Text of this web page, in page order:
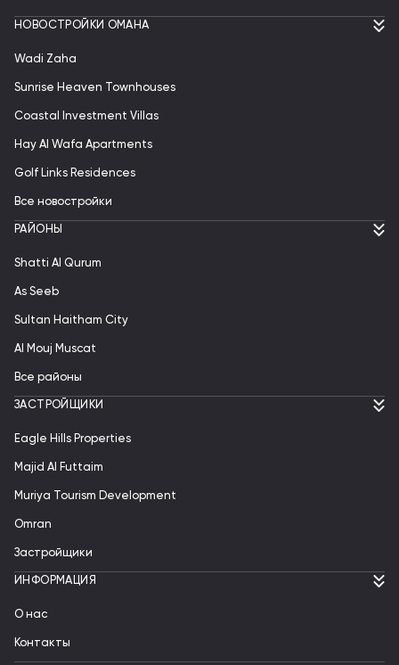
НОВОСТРОЙКИ ОМАНА
Wadi Zaha
Sunrise Heaven Townhouses
Coastal Investment Villas
Hay Al Wafa Apartments
Golf Links Residences
Все новостройки
РАЙОНЫ
Shatti Al Qurum
As Seeb
Sultan Haitham City
Al Mouj Muscat
Все районы
ЗАСТРОЙЩИКИ
Eagle Hills Properties
Majid Al Futtaim
Muriya Tourism Development
Omran
Застройщики
ИНФОРМАЦИЯ
О нас
Контакты